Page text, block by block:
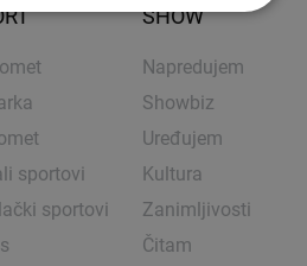
sportovi
sportovi
SHOW
Napredujem
Showbiz
Uređujem
Kultura
Zanimljivosti
Čitam